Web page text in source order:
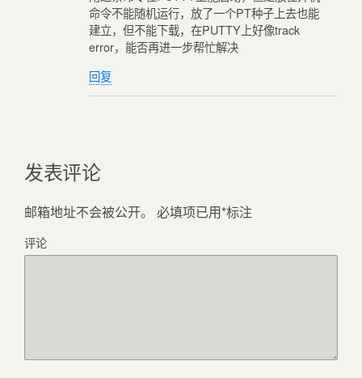
命令不能随机运行，放了一个PT种子上去也能
建立，但不能下载，在PUTTY上好像track
error，能否再进一步帮忙解决
回复
发表评论
邮箱地址不会被公开。 必填项已用*标注
评论